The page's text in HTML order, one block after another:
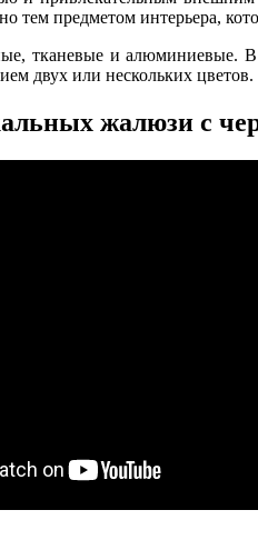
тем предметом интерьера,
тканевые и алюминиевые.
двух или нескольких цветов.
жалюзи с